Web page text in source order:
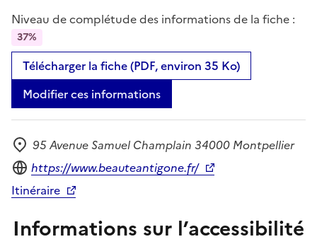
Niveau de complétude des informations de la fiche :
37%
Télécharger la fiche (PDF, environ 35 Ko)
Modifier ces informations
Adresse
95 Avenue Samuel Champlain 34000 Montpellier
Site internet
https://www.beauteantigone.fr/
Itinéraire
Informations sur l’accessibilité